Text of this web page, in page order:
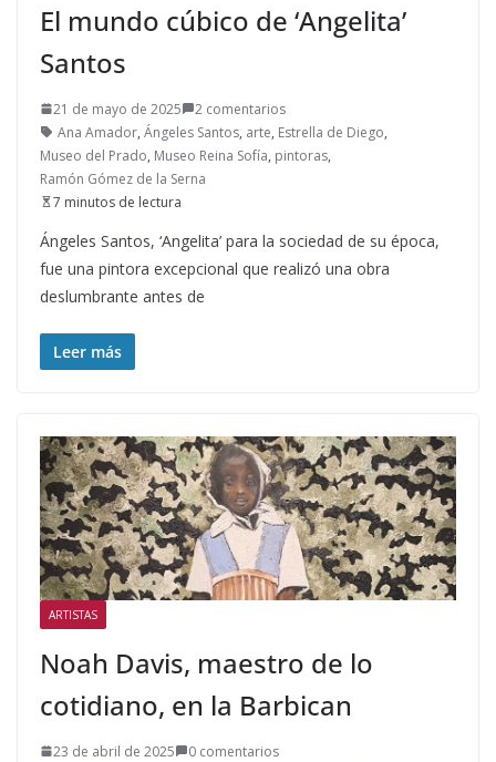
El mundo cúbico de ‘Angelita’
Santos
21 de mayo de 2025
2 comentarios
Ana Amador, Ángeles Santos, arte, Estrella de Diego,
Museo del Prado, Museo Reina Sofía, pintoras,
Ramón Gómez de la Serna
7 minutos de lectura
Ángeles Santos, ‘Angelita’ para la sociedad de su época,
fue una pintora excepcional que realizó una obra
deslumbrante antes de
Leer más
ARTISTAS
Noah Davis, maestro de lo
cotidiano, en la Barbican
23 de abril de 2025
0 comentarios